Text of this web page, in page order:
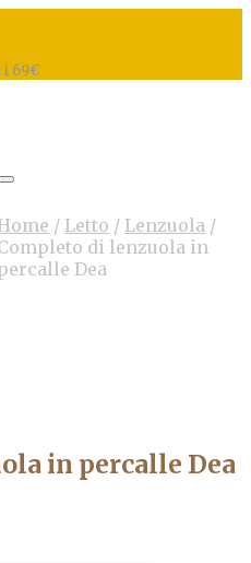
i 69€
/ Letto / Lenzuola /
di lenzuola in
Dea
in percalle Dea